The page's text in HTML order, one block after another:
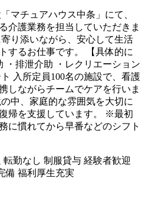
マチュアハウス中条」にて、
介護業務を担当していただきま
り添いながら、安心して生活
するお仕事です。 【具体的に
・排泄介助 ・レクリエーション
入所定員100名の施設で、看護
しながらチームでケアを行いま
中、家庭的な雰囲気を大切に
帰を支援しています。 ※最初
に慣れてから早番などのシフト
転勤なし 制服貸与 経験者歓迎
備 福利厚生充実